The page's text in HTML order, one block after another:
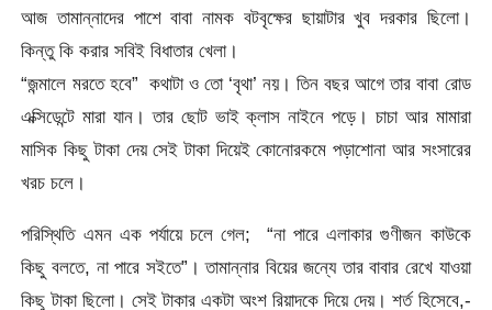
আজ তামান্নাদের পাশে বাবা নামক বটবৃক্ষের ছায়াটার খুব দরকার ছিলো।
কিন্তু কি করার সবিই বিধাতার খেলা।
“জন্মালে মরতে হবে” কথাটা ও তো ‘বৃথা’ নয়। তিন বছর আগে তার বাবা রোড
এক্সিডেন্টে মারা যান। তার ছোট ভাই ক্লাস নাইনে পড়ে। চাচা আর মামারা
মাসিক কিছু টাকা দেয় সেই টাকা দিয়েই কোনোরকমে পড়াশোনা আর সংসারের
খরচ চলে।
পরিস্থিতি এমন এক পর্যায়ে চলে গেল; “না পারে এলাকার গুণীজন কাউকে
কিছু বলতে, না পারে সইতে”। তামান্নার বিয়ের জন্যে তার বাবার রেখে যাওয়া
কিছু টাকা ছিলো। সেই টাকার একটা অংশ রিয়াদকে দিয়ে দেয়। শর্ত হিসেবে,-